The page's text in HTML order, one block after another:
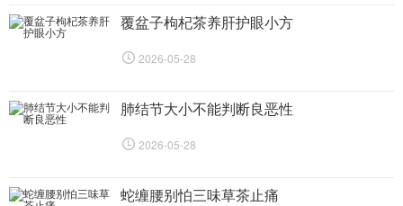
覆盆子枸杞茶养肝护眼小方
2026-05-28
肺结节大小不能判断良恶性
2026-05-28
蛇缠腰别怕三味草茶止痛